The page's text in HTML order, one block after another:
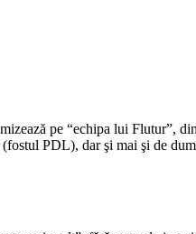
pe “echipa lui Flutur”,
PDL), dar şi mai şi de